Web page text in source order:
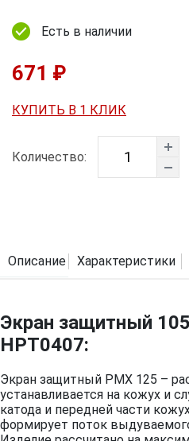
Есть в наличии
671 ₽
КУПИТЬ В 1 КЛИК
Количество:
Описание Характеристики
Экран защитный
HPT0407:
Экран защитный PMX 125 –
устанавливается на кожух и
катода и передней части
формирует поток